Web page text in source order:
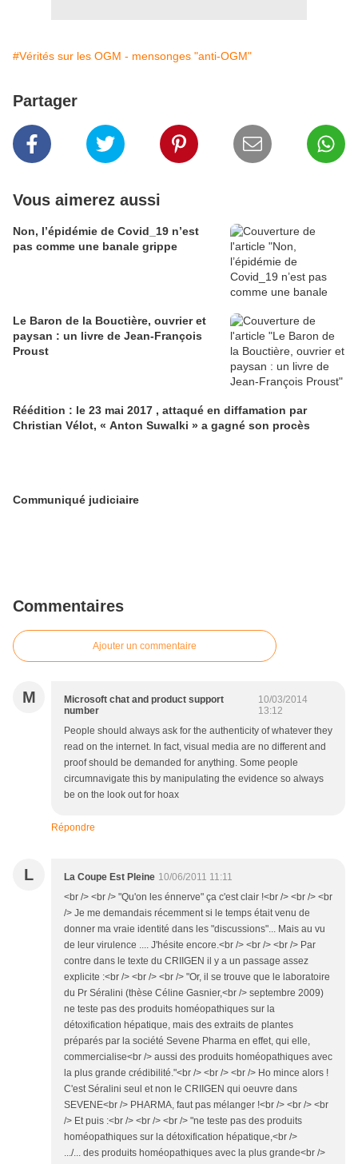
#Vérités sur les OGM - mensonges "anti-OGM"
Partager
Vous aimerez aussi
Non, l’épidémie de Covid_19 n’est
pas comme une banale grippe
Le Baron de la Bouctière, ouvrier et
paysan : un livre de Jean-François
Proust
Réédition : le 23 mai 2017 , attaqué en diffamation par
Christian Vélot, « Anton Suwalki » a gagné son procès
Communiqué judiciaire
Commentaires
Ajouter un commentaire
M
Microsoft chat and product support
number
10/03/2014
13:12
People should always ask for the authenticity of whatever they
read on the internet. In fact, visual media are no different and
proof should be demanded for anything. Some people
circumnavigate this by manipulating the evidence so always
be on the look out for hoax
Répondre
L La Coupe Est Pleine 10/06/2011 11:11
<br /> <br /> "Qu'on les énnerve" ça c'est clair !<br /> <br /> <br
/> Je me demandais récemment si le temps était venu de
donner ma vraie identité dans les "discussions"... Mais au vu
de leur virulence .... J'hésite encore.<br /> <br /> <br /> Par
contre dans le texte du CRIIGEN il y a un passage assez
explicite :<br /> <br /> <br /> "Or, il se trouve que le laboratoire
du Pr Séralini (thèse Céline Gasnier,<br /> septembre 2009)
ne teste pas des produits homéopathiques sur la
détoxification hépatique, mais des extraits de plantes
préparés par la société Sevene Pharma en effet, qui elle,
commercialise<br /> aussi des produits homéopathiques avec
la plus grande crédibilité."<br /> <br /> <br /> Ho mince alors !
C'est Séralini seul et non le CRIIGEN qui oeuvre dans
SEVENE<br /> PHARMA, faut pas mélanger !<br /> <br /> <br
/> Et puis :<br /> <br /> <br /> "ne teste pas des produits
homéopathiques sur la détoxification hépatique,<br />
.../... des produits homéopathiques avec la plus grande<br />